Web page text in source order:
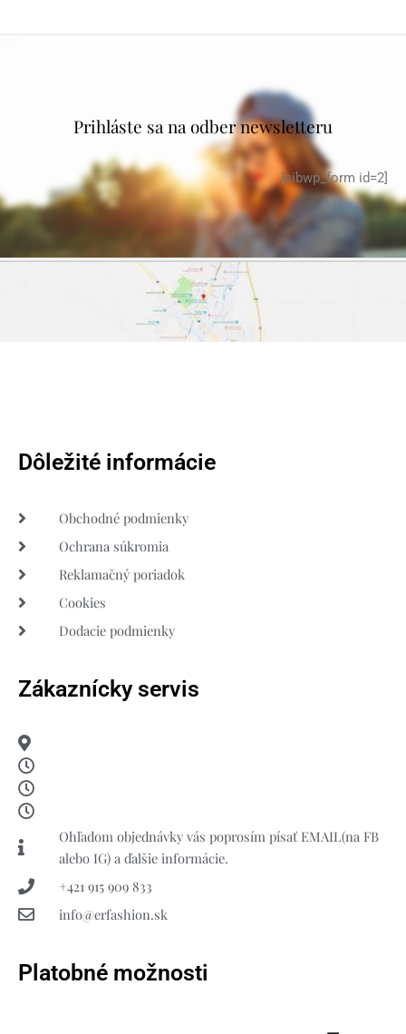
Prihláste sa na odber newsletteru
[sibwp_form id=2]
Dôležité informácie
Obchodné podmienky
Ochrana súkromia
Reklamačný poriadok
Cookies
Dodacie podmienky
Zákaznícky servis
Ohľadom objednávky vás poprosím písať EMAIL(na FB
alebo IG) a ďalšie informácie.
+421 915 909 833
info@erfashion.sk
Platobné možnosti